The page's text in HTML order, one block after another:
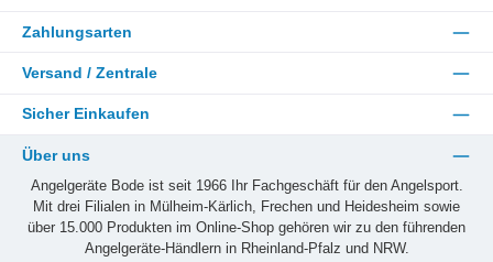
Zahlungsarten
Versand / Zentrale
Sicher Einkaufen
Über uns
Angelgeräte Bode ist seit 1966 Ihr Fachgeschäft für den Angelsport.
Mit drei Filialen in Mülheim-Kärlich, Frechen und Heidesheim sowie
über 15.000 Produkten im Online-Shop gehören wir zu den führenden
Angelgeräte-Händlern in Rheinland-Pfalz und NRW.